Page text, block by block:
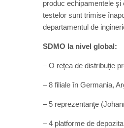
produc echipamentele
testelor sunt trimise
departamentul de
SDMO la nivel global:
– O reţea de distribuţie
– 8 filiale în Germania,
– 5 reprezentanţe
– 4 platforme de